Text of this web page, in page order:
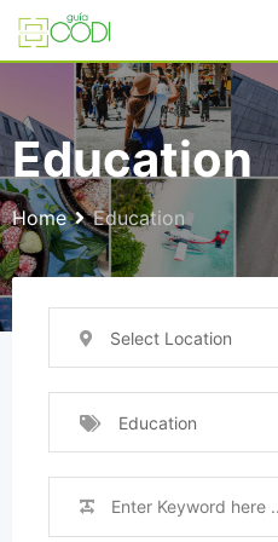
Skip
Education
Home Education
Select Location
Education